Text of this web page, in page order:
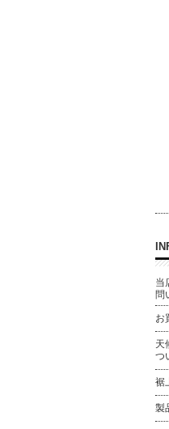
当
問
お
天
つ
裾
製